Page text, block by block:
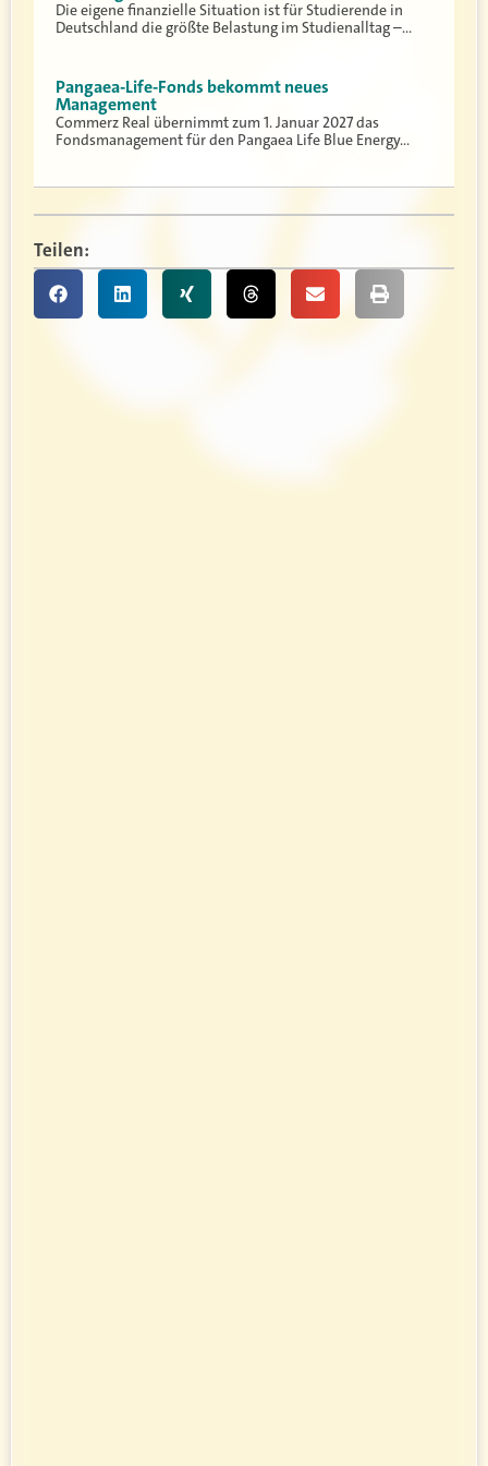
Die eigene finanzielle Situation ist für Studierende in
Deutschland die größte Belastung im Studienalltag –…
Pangaea-Life-Fonds bekommt neues
Management
Commerz Real übernimmt zum 1. Januar 2027 das
Fondsmanagement für den Pangaea Life Blue Energy…
Teilen: